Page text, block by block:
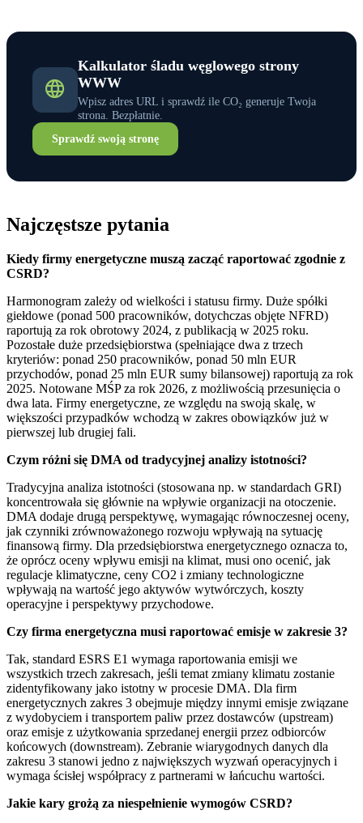
Kalkulator śladu węglowego strony
WWW
Wpisz adres URL i sprawdź ile CO₂ generuje Twoja
strona. Bezpłatnie.
Sprawdź swoją stronę
Najczęstsze pytania
Kiedy firmy energetyczne muszą zacząć raportować zgodnie z
CSRD?
Harmonogram zależy od wielkości i statusu firmy. Duże spółki
giełdowe (ponad 500 pracowników, dotychczas objęte NFRD)
raportują za rok obrotowy 2024, z publikacją w 2025 roku.
Pozostałe duże przedsiębiorstwa (spełniające dwa z trzech
kryteriów: ponad 250 pracowników, ponad 50 mln EUR
przychodów, ponad 25 mln EUR sumy bilansowej) raportują za rok
2025. Notowane MŚP za rok 2026, z możliwością przesunięcia o
dwa lata. Firmy energetyczne, ze względu na swoją skalę, w
większości przypadków wchodzą w zakres obowiązków już w
pierwszej lub drugiej fali.
Czym różni się DMA od tradycyjnej analizy istotności?
Tradycyjna analiza istotności (stosowana np. w standardach GRI)
koncentrowała się głównie na wpływie organizacji na otoczenie.
DMA dodaje drugą perspektywę, wymagając równoczesnej oceny,
jak czynniki zrównoważonego rozwoju wpływają na sytuację
finansową firmy. Dla przedsiębiorstwa energetycznego oznacza to,
że oprócz oceny wpływu emisji na klimat, musi ono ocenić, jak
regulacje klimatyczne, ceny CO2 i zmiany technologiczne
wpływają na wartość jego aktywów wytwórczych, koszty
operacyjne i perspektywy przychodowe.
Czy firma energetyczna musi raportować emisje w zakresie 3?
Tak, standard ESRS E1 wymaga raportowania emisji we
wszystkich trzech zakresach, jeśli temat zmiany klimatu zostanie
zidentyfikowany jako istotny w procesie DMA. Dla firm
energetycznych zakres 3 obejmuje między innymi emisje związane
z wydobyciem i transportem paliw przez dostawców (upstream)
oraz emisje z użytkowania sprzedanej energii przez odbiorców
końcowych (downstream). Zebranie wiarygodnych danych dla
zakresu 3 stanowi jedno z największych wyzwań operacyjnych i
wymaga ścisłej współpracy z partnerami w łańcuchu wartości.
Jakie kary grożą za niespełnienie wymogów CSRD?